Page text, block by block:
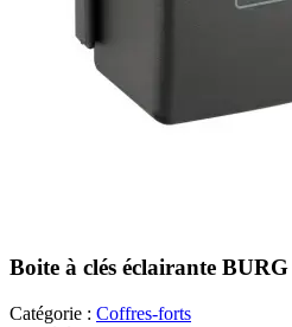
Boite à clés éclairante
Catégorie : Coffres-forts